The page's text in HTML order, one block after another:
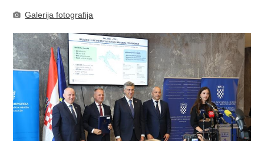
Galerija fotografija